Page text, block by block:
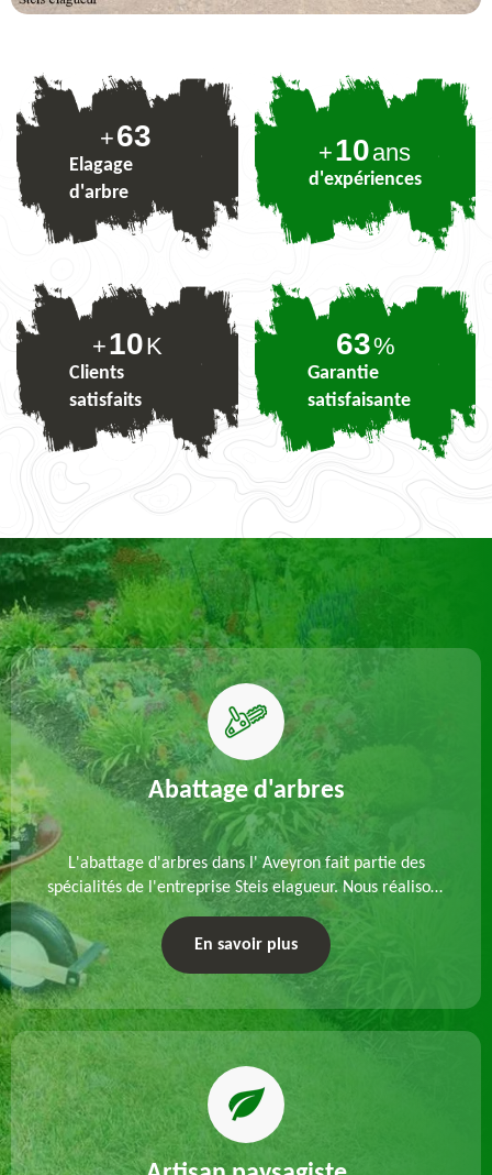
+77
Elagage
d'arbre
+10ans
d'expériences
+10K
Clients
satisfaits
77%
Garantie
satisfaisante
Abattage d'arbres
L'abattage d'arbres dans l' Aveyron fait partie des
spécialités de l'entreprise Steis elagueur. Nous réalisons
un abattage direct ou par démontage, tenant compte
des particularités du site et des végétaux.
En savoir plus